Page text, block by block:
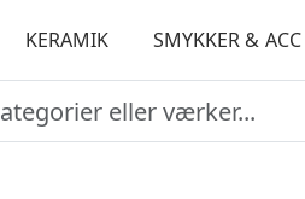
KERAMIK SMYKKER & ACC